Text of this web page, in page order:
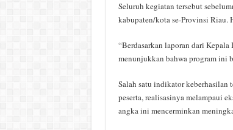
Seluruh kegiatan tersebut
kabupaten/kota se-Provinsi Riau.
“Berdasarkan laporan dari
menunjukkan bahwa program ini
Salah satu indikator keberhasilan
peserta, realisasinya melampaui
angka ini mencerminkan